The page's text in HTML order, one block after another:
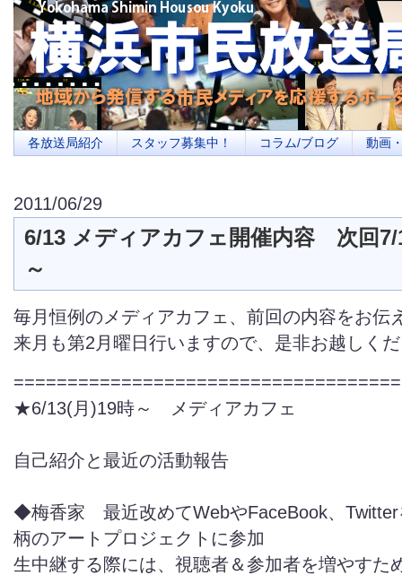
横浜の地域メディア、地域・市民・放送局・メディアを応援するポータルサ
を目指します
各放送局紹介 スタッフ募集中！ コラム/ブログ 動画
2011/06/29
6/13 メディアカフェ開催内容 次回7/
～
毎月恒例のメディアカフェ、前回の内容をお伝
来月も第2月曜日行いますので、是非お越しく
★6/13(月)19時～ メディアカフェ
自己紹介と最近の活動報告
◆梅香家 最近改めてWebやFaceBook、Twitter
柄のアートプロジェクトに参加
生中継する際には、視聴者＆参加者を増やすた